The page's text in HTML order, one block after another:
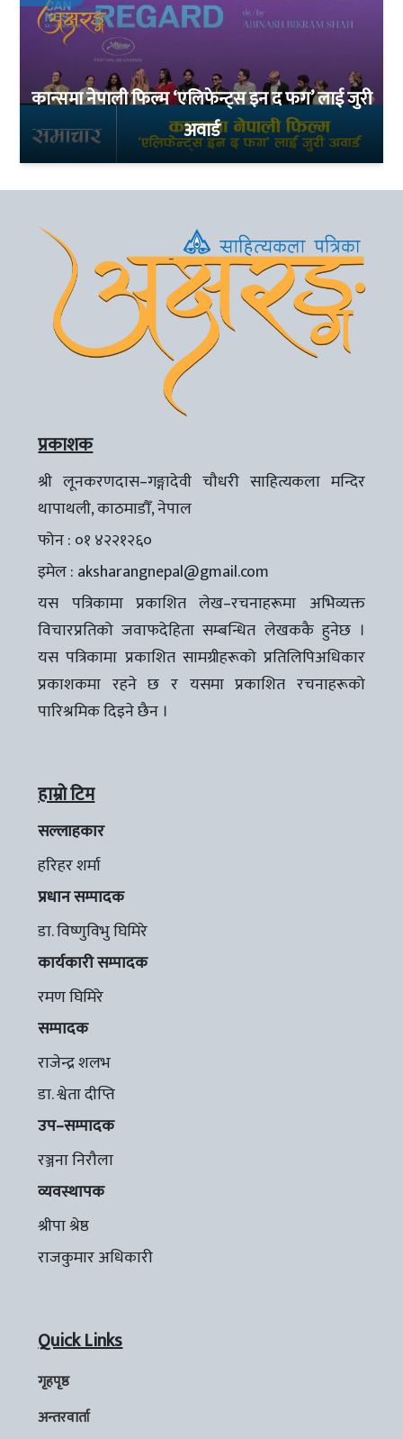
कान्समा नेपाली फिल्म ‘एलिफेन्ट्स इन द फग’ लाई जुरी
अवार्ड
प्रकाशक
श्री लूनकरणदास–गङ्गादेवी चौधरी साहित्यकला मन्दिर
थापाथली, काठमाडौँ, नेपाल
फोन : ०१ ४२२१२६०
इमेल : aksharangnepal@gmail.com
यस पत्रिकामा प्रकाशित लेख–रचनाहरूमा अभिव्यक्त
विचारप्रतिको जवाफदेहिता सम्बन्धित लेखककै हुनेछ ।
यस पत्रिकामा प्रकाशित सामग्रीहरूको प्रतिलिपिअधिकार
प्रकाशकमा रहने छ र यसमा प्रकाशित रचनाहरूको
पारिश्रमिक दिइने छैन ।
हाम्रो टिम
सल्लाहकार
हरिहर शर्मा
प्रधान सम्पादक
डा. विष्णुविभु घिमिरे
कार्यकारी सम्पादक
रमण घिमिरे
सम्पादक
राजेन्द्र शलभ
डा. श्वेता दीप्ति
उप–सम्पादक
रञ्जना निरौला
व्यवस्थापक
श्रीपा श्रेष्ठ
राजकुमार अधिकारी
Quick Links
गृहपृष्ठ
अन्तरवार्ता